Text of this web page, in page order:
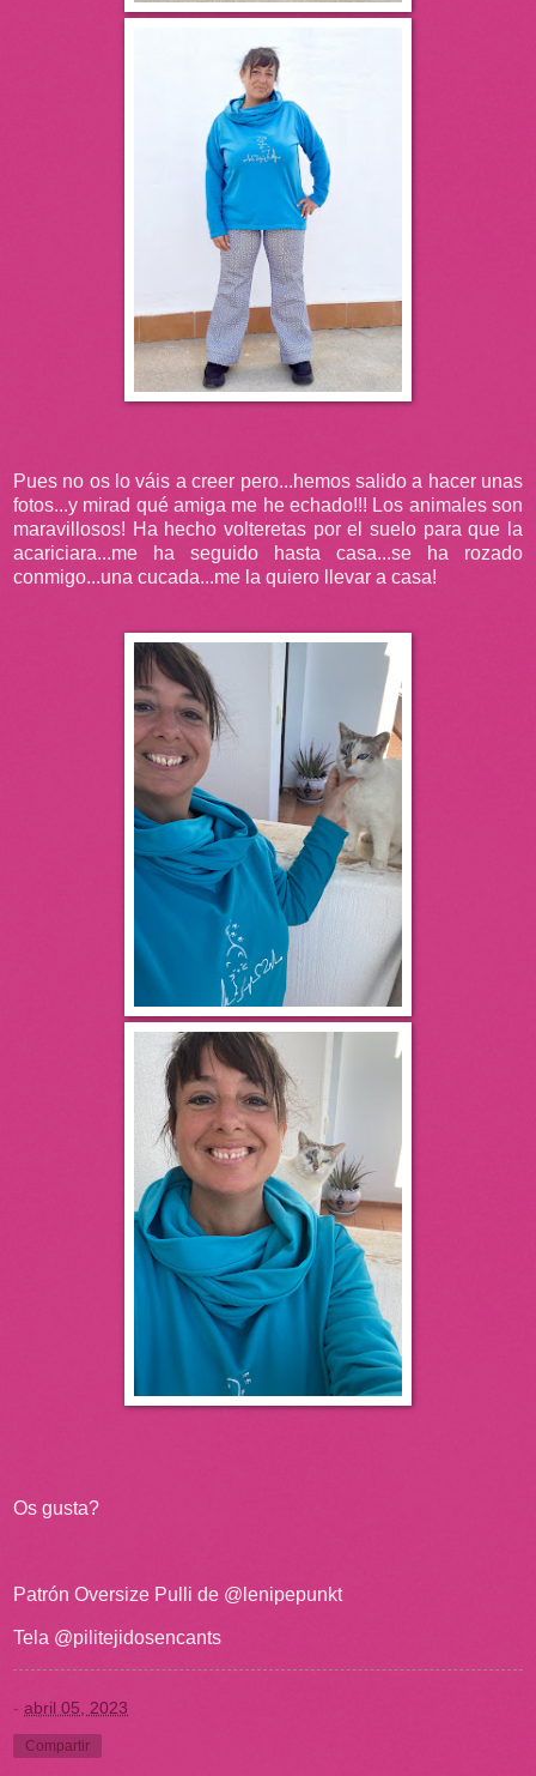
Pues no os lo váis a creer pero...hemos salido a hacer unas
fotos...y mirad qué amiga me he echado!!! Los animales son
maravillosos! Ha hecho volteretas por el suelo para que la
acariciara...me ha seguido hasta casa...se ha rozado
conmigo...una cucada...me la quiero llevar a casa!
Os gusta?
Patrón Oversize Pulli de @lenipepunkt
Tela @pilitejidosencants
- abril 05, 2023
Compartir